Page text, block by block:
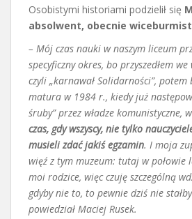
Osobistymi historiami podzielił się
absolwent, obecnie
– Mój czas nauki w naszym liceum
specyficzny okres, bo przyszedłem
czyli „karnawał Solidarności”, potem
matura w 1984 r., kiedy już
śruby” przez władze komunistyczne,
czas, gdy wszyscy, nie tylko
musieli zdać jakiś egzamin. I moja
więź z tym muzeum: tutaj w połowie
moi rodzice, więc czuję szczególną
gdyby nie to, to pewnie dziś nie
powiedział Maciej Rusek.